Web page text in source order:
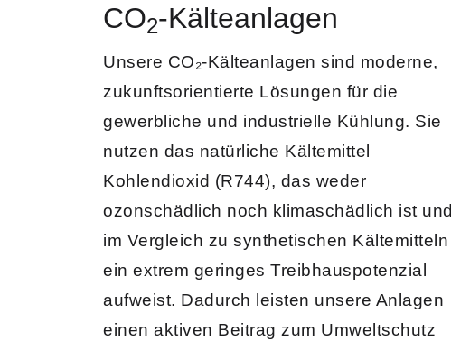
CO2-Kälteanlagen
Unsere CO₂-Kälteanlagen sind moderne,
zukunftsorientierte Lösungen für die
gewerbliche und industrielle Kühlung. Sie
nutzen das natürliche Kältemittel
Kohlendioxid (R744), das weder
ozonschädlich noch klimaschädlich ist und
im Vergleich zu synthetischen Kältemitteln
ein extrem geringes Treibhauspotenzial
aufweist. Dadurch leisten unsere Anlagen
einen aktiven Beitrag zum Umweltschutz